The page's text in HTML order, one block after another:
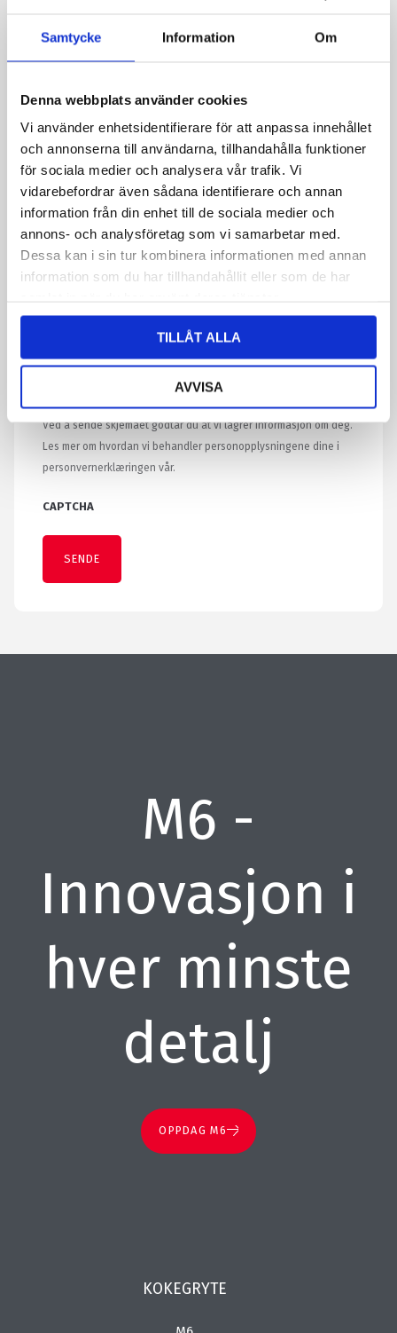
Samtycke Information Om
Denna webbplats använder cookies
Vi använder enhetsidentifierare för att anpassa innehållet
och annonserna till användarna, tillhandahålla funktioner
för sociala medier och analysera vår trafik. Vi
vidarebefordrar även sådana identifierare och annan
information från din enhet till de sociala medier och
annons- och analysföretag som vi samarbetar med.
Dessa kan i sin tur kombinera informationen med annan
information som du har tillhandahållit eller som de har
TILLÅT ALLA
AVVISA
Dette feltet er skjult når skjemaet vises
Sitat refererer til:
Ditt navn *
E -post
Telefon
Ved å sende skjemaet godtar du at vi lagrer informasjon om deg.
Les mer om hvordan vi behandler personopplysningene dine i
personvernerklæringen vår.
CAPTCHA
M6 -
Innovasjon i
hver minste
detalj
OPPDAG M6
KOKEGRYTE